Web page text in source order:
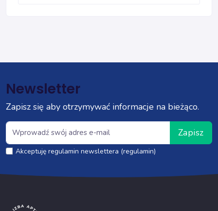
Newsletter
Zapisz się aby otrzymywać informacje na bieżąco.
Zapisz
Akceptuję regulamin newslettera (regulamin)